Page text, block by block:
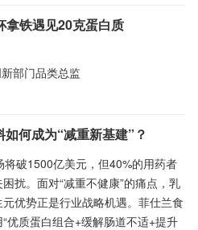
拿铁遇见20克蛋白质
部门品类总监
何成为“减重新基建”？
破1500亿美元，但40%的用药者
扰。面对“减重不健康”的痛点，乳
优势正是行业战略机遇。菲仕兰食
优质蛋白组合+缓解肠道不适+提升